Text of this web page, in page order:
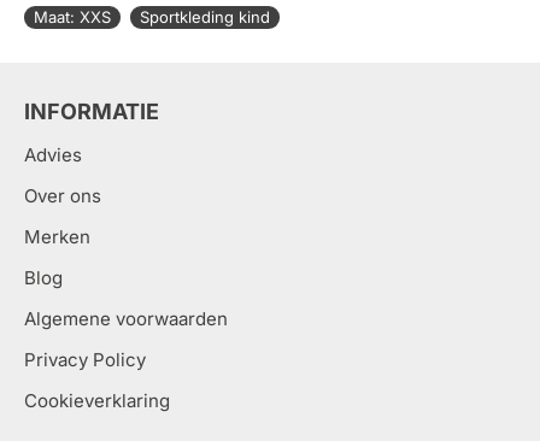
Maat: XXS
Sportkleding kind
INFORMATIE
Advies
Over ons
Merken
Blog
Algemene voorwaarden
Privacy Policy
Cookieverklaring